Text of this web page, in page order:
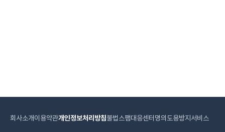
회사소개이용약관개인정보처리방침불법스팸대응센터 명의도용방지서비스